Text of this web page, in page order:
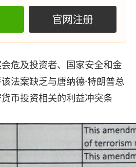
官网注册
危及投资者、国家安全和金
法案缺乏与唐纳德·特朗普总
币投资相关的利益冲突条